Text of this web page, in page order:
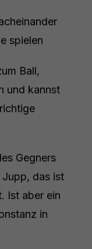
spielen
Ball,
und kannst
Gegners
das ist
Ist aber ein
in